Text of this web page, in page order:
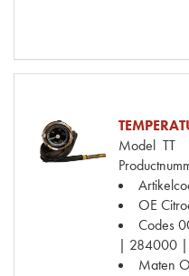
Model TT
OE
Codes
| 284000 |
Maten